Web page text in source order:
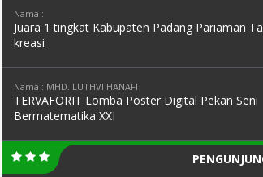
Nama :
Juara 1 tingkat Kabupaten Padang Pariaman
kreasi
Nama : MHD. LUTHVI HANAFI
TERVAFORIT Lomba Poster Digital Pekan Seni
Bermatematika XXI